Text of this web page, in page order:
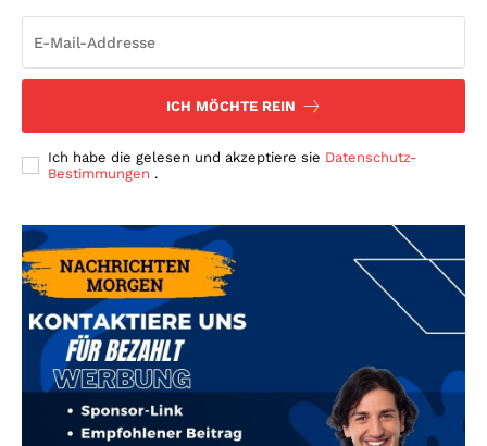
ICH MÖCHTE REIN
Ich habe die gelesen und akzeptiere sie Datenschutz-
Bestimmungen .